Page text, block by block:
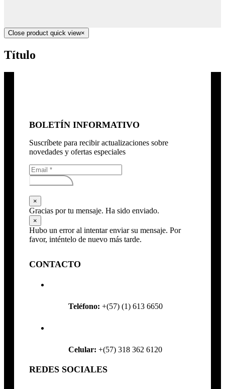
Close product quick view×
Título
BOLETÍN INFORMATIVO
Suscríbete para recibir actualizaciones sobre
novedades y ofertas especiales
Subscribirse
×
Gracias por tu mensaje. Ha sido enviado.
×
Hubo un error al intentar enviar su mensaje. Por
favor, inténtelo de nuevo más tarde.
CONTACTO
Teléfono: +(57) (1) 613 6650
Celular: +(57) 318 362 6120
REDES SOCIALES